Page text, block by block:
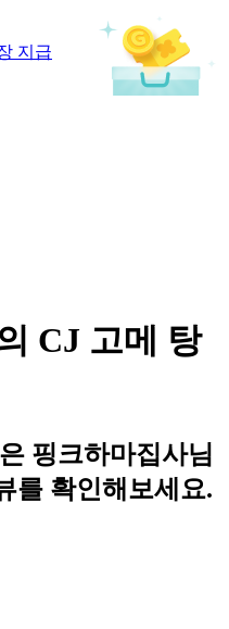
지급
CJ 고메 탕
핑크하마집사님
를 확인해보세요.